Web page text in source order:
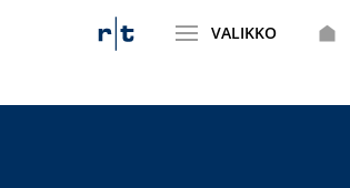
VALIKKO